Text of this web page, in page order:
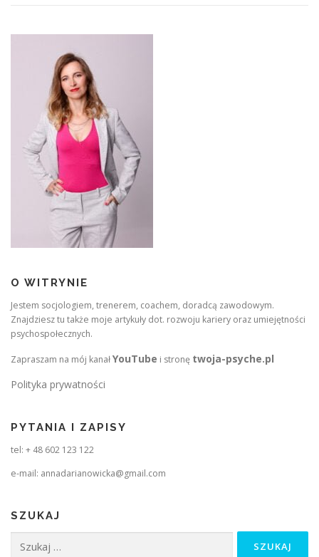
O WITRYNIE
Jestem socjologiem, trenerem, coachem, doradcą zawodowym.
Znajdziesz tu także moje artykuły dot. rozwoju kariery oraz umiejętności
psychospołecznych.
Zapraszam na mój kanałYouTube i stronę twoja-psyche.pl
Polityka prywatności
PYTANIA I ZAPISY
tel: + 48 602 123 122
e-mail: annadarianowicka@gmail.com
SZUKAJ